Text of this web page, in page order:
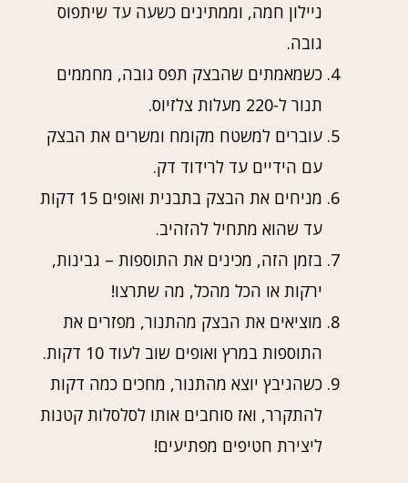
ניילון חמה, וממתינים כשעה עד שיתפוס
גובה.
כשמאמתים שהבצק תפס גובה, מחממים
תנור ל-220 מעלות צלזיוס.
עוברים למשטח מקומח ומשרים את הבצק
עם הידיים עד לרידוד דק.
מניחים את הבצק בתבנית ואופים 15 דקות
עד שהוא מתחיל להזהיב.
בזמן הזה, מכינים את התוספות – גבינות,
ירקות או הכל מהכל, מה שתרצו!
מוציאים את הבצק מהתנור, מפזרים את
התוספות במרץ ואופים שוב לעוד 10 דקות.
כשהגיבץ יוצא מהתנור, מחכים כמה דקות
להתקרר, ואז סוחבים אותו לסלסלות קטנות
ליצירת חטיפים מפתיעים!